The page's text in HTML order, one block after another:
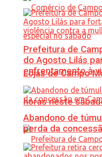
Lojas de Campo
horas neste
Prefeitura de
do Agosto Lilás
enfrentamento à
Abandono de
perda da